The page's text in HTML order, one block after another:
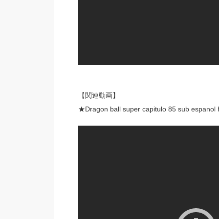
【関連動画】
★Dragon ball super capitulo 85 sub espanol